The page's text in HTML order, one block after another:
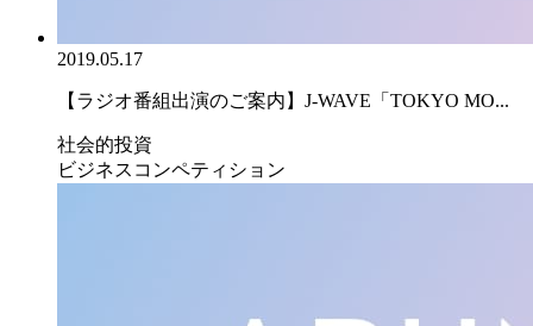
2019.05.17
【ラジオ番組出演のご案内】J-WAVE「TOKYO MO...
社会的投資
ビジネスコンペティション